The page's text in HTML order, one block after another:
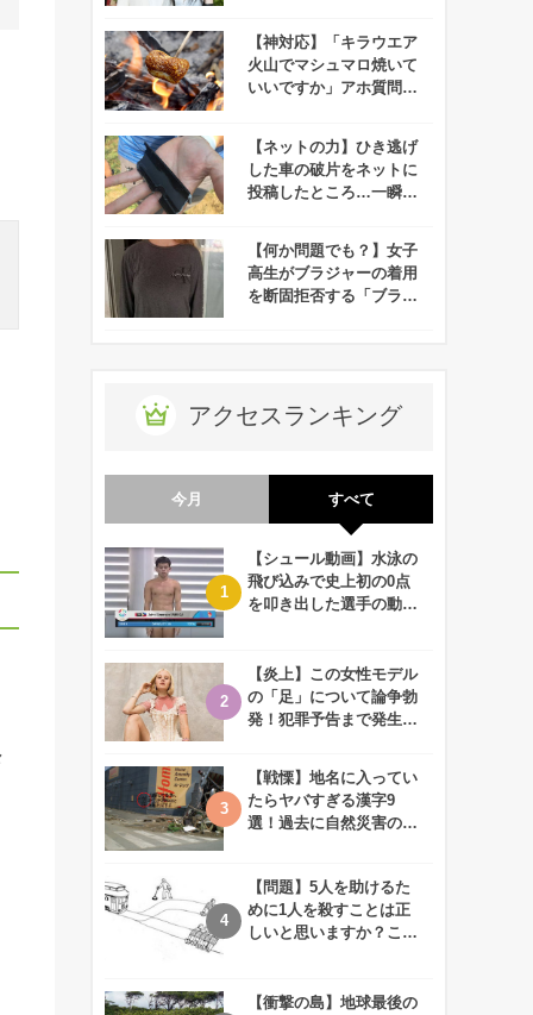
【神対応】「キラウエア
火山でマシュマロ焼いて
いいですか」アホ質問に
【ネットの力】ひき逃げ
した車の破片をネットに
投稿したところ…一瞬で
【何か問題でも？】女子
高生がブラジャーの着用
を断固拒否する「ブラコ
アクセスランキング
今月 すべて
【シュール動画】水泳の
飛び込みで史上初の0点
を叩き出した選手の動画
【炎上】この女性モデル
の「足」について論争勃
発！犯罪予告まで発生す
【戦慄】地名に入ってい
たらヤバすぎる漢字9
選！過去に自然災害の歴
【問題】5人を助けるた
めに1人を殺すことは正
しいと思いますか？この
【衝撃の島】地球最後の